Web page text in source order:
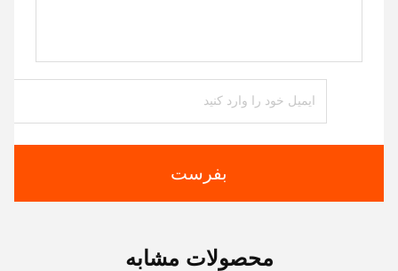
بفرست
محصولات مشابه